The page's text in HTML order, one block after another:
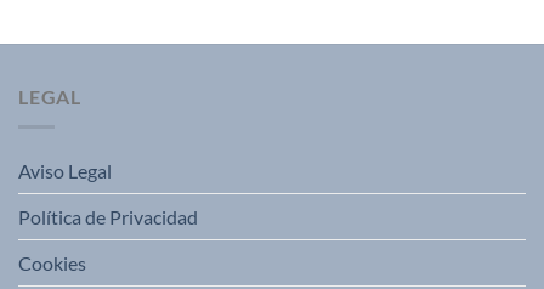
LEGAL
Aviso Legal
Política de Privacidad
Cookies